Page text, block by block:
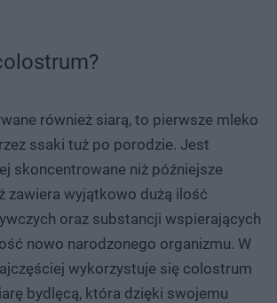
również siarą, to pierwsze mleko
ssaki tuż po porodzie. Jest
skoncentrowane niż późniejsze
zawiera wyjątkowo dużą ilość
oraz substancji wspierających
nowo narodzonego organizmu. W
wykorzystuje się colostrum
bydlęcą, która dzięki swojemu